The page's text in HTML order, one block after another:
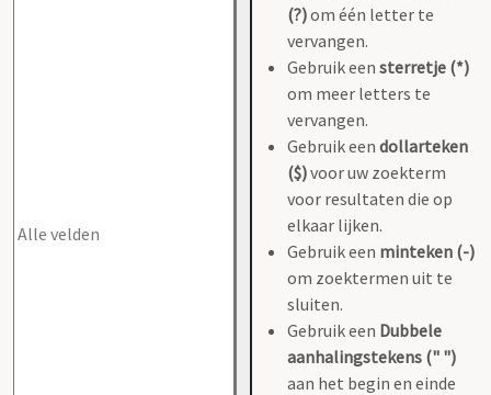
(?)om één letter te
vervangen.
Gebruik een sterretje (*)
om meer letters te
vervangen.
Gebruik een dollarteken
($)voor uw zoekterm
voor resultaten die op
elkaar lijken.
Gebruik een minteken (-)
om zoektermen uit te
sluiten.
Gebruik een Dubbele
aanhalingstekens (" ")
aan het begin en einde